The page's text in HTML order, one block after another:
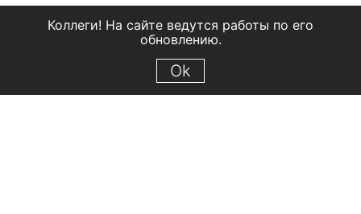
Коллеги! На сайте ведутся работы по его
обновлению.
Ok